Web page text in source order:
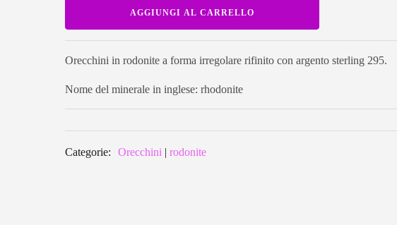
rodonite
a
irregolare
AGGIUNGI AL CARRELLO
Orecchini in rodonite a forma irregolare rifinito con argento sterling 295.
Nome del minerale in inglese: rhodonite
Categorie: Orecchini |rodonite